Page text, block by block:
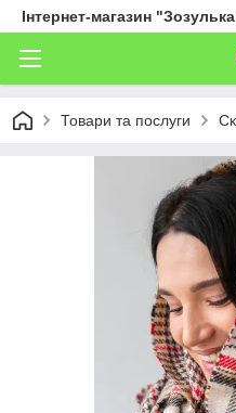
Інтернет-магазин
Товари та послуги